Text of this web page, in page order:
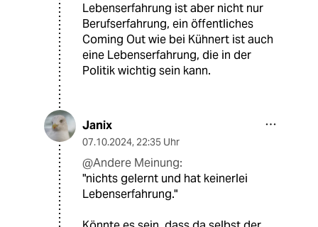
Lebenserfahrung ist aber nicht nur
Berufserfahrung, ein öffentliches
Coming Out wie bei Kühnert ist auch
eine Lebenserfahrung, die in der
Politik wichtig sein kann.
Janix
07.10.2024, 22:35 Uhr
@Andere Meinung:
"nichts gelernt und hat keinerlei
Lebenserfahrung."